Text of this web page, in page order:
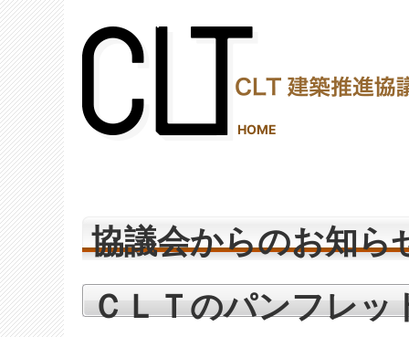
HOME
協議会からのお知ら
ＣＬＴのパンフレッ